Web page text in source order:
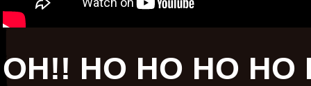
OH!! HO HO HO HO